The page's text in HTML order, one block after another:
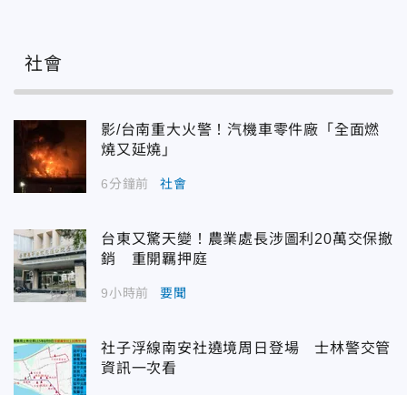
社會
影/台南重大火警！汽機車零件廠「全面燃
燒又延燒」
6分鐘前 社會
台東又驚天變！農業處長涉圖利20萬交保撤
銷 重開羈押庭
9小時前 要聞
社子浮線南安社遶境周日登場 士林警交管
資訊一次看